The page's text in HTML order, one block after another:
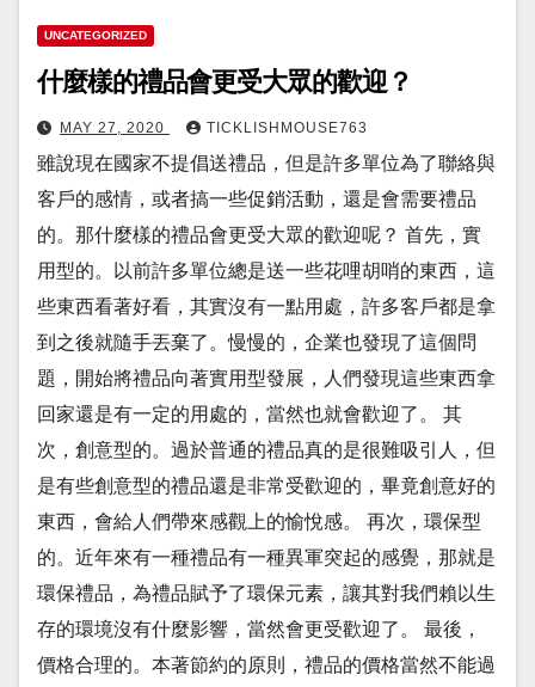
UNCATEGORIZED
什麼樣的禮品會更受大眾的歡迎？
MAY 27, 2020 TICKLISHMOUSE763
雖說現在國家不提倡送禮品，但是許多單位為了聯絡與
客戶的感情，或者搞一些促銷活動，還是會需要禮品
的。那什麼樣的禮品會更受大眾的歡迎呢？ 首先，實
用型的。以前許多單位總是送一些花哩胡哨的東西，這
些東西看著好看，其實沒有一點用處，許多客戶都是拿
到之後就隨手丟棄了。慢慢的，企業也發現了這個問
題，開始將禮品向著實用型發展，人們發現這些東西拿
回家還是有一定的用處的，當然也就會歡迎了。 其
次，創意型的。過於普通的禮品真的是很難吸引人，但
是有些創意型的禮品還是非常受歡迎的，畢竟創意好的
東西，會給人們帶來感觀上的愉悅感。 再次，環保型
的。近年來有一種禮品有一種異軍突起的感覺，那就是
環保禮品，為禮品賦予了環保元素，讓其對我們賴以生
存的環境沒有什麼影響，當然會更受歡迎了。 最後，
價格合理的。本著節約的原則，禮品的價格當然不能過